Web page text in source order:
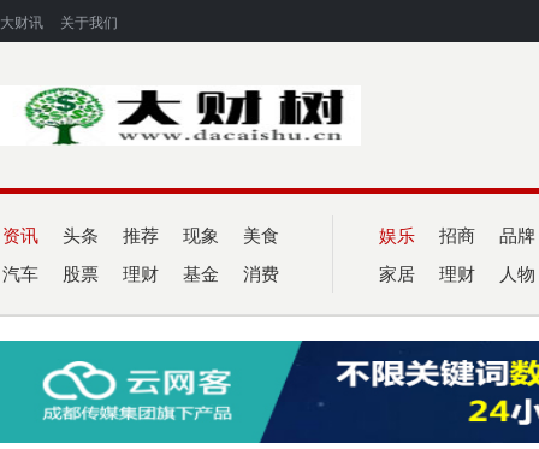
大财讯 关于我们
资讯 头条 推荐 现象 美食
汽车 股票 理财 基金 消费
娱乐 招商 品牌
家居 理财 人物